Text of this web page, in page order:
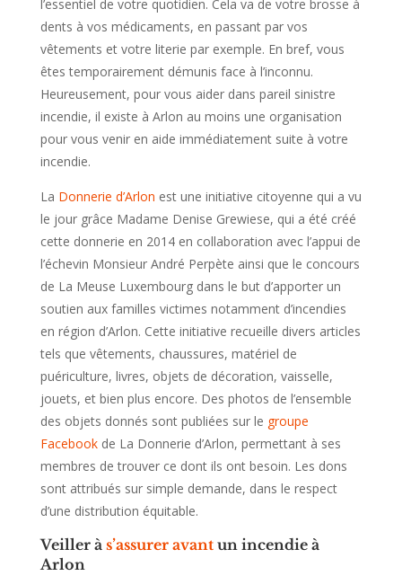
l’essentiel de votre quotidien. Cela va de votre brosse à
dents à vos médicaments, en passant par vos
vêtements et votre literie par exemple. En bref, vous
êtes temporairement démunis face à l’inconnu.
Heureusement, pour vous aider dans pareil sinistre
incendie, il existe à Arlon au moins une organisation
pour vous venir en aide immédiatement suite à votre
incendie.
La Donnerie d’Arlon est une initiative citoyenne qui a vu
le jour grâce Madame Denise Grewiese, qui a été créé
cette donnerie en 2014 en collaboration avec l’appui de
l’échevin Monsieur André Perpète ainsi que le concours
de La Meuse Luxembourgdans le but d’apporter un
soutien aux familles victimes notamment d’incendies
en région d’Arlon. Cette initiative recueille divers articles
tels que vêtements, chaussures, matériel de
puériculture, livres, objets de décoration, vaisselle,
jouets, et bien plus encore. Des photos de l’ensemble
des objets donnés sont publiées sur le groupe
Facebookde La Donnerie d’Arlon, permettant à ses
membres de trouver ce dont ils ont besoin. Les dons
sont attribués sur simple demande, dans le respect
d’une distribution équitable.
Veiller à s’assurer avantun incendie à
Arlon